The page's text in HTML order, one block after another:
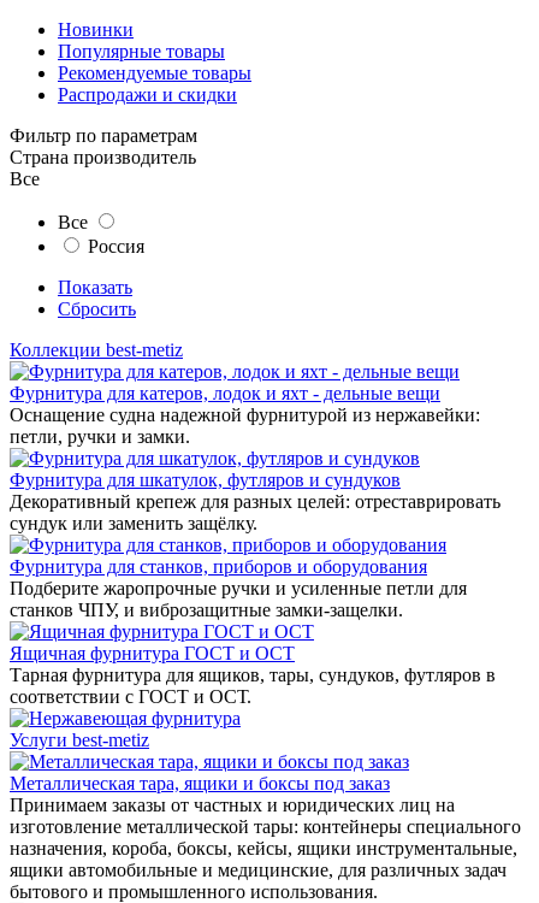
Новинки
Популярные товары
Рекомендуемые товары
Распродажи и скидки
Фильтр по параметрам
Страна производитель
Все
Все
Россия
Показать
Сбросить
Коллекции best-metiz
Фурнитура для катеров, лодок и яхт - дельные вещи
Оснащение судна надежной фурнитурой из нержавейки:
петли, ручки и замки.
Фурнитура для шкатулок, футляров и сундуков
Декоративный крепеж для разных целей: отреставрировать
сундук или заменить защёлку.
Фурнитура для станков, приборов и оборудования
Подберите жаропрочные ручки и усиленные петли для
станков ЧПУ, и виброзащитные замки-защелки.
Ящичная фурнитура ГОСТ и ОСТ
Тарная фурнитура для ящиков, тары, сундуков, футляров в
соответствии с ГОСТ и ОСТ.
Услуги best-metiz
Металлическая тара, ящики и боксы под заказ
Принимаем заказы от частных и юридических лиц на
изготовление металлической тары: контейнеры специального
назначения, короба, боксы, кейсы, ящики инструментальные,
ящики автомобильные и медицинские, для различных задач
бытового и промышленного использования.